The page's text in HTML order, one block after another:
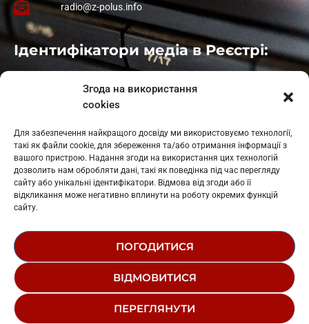
Згода на використання
cookies
Для забезпечення найкращого досвіду ми використовуємо технології,
такі як файли cookie, для збереження та/або отримання інформації з
вашого пристрою. Надання згоди на використання цих технологій
дозволить нам обробляти дані, такі як поведінка під час перегляду
сайту або унікальні ідентифікатори. Відмова від згоди або її
відкликання може негативно вплинути на роботу окремих функцій
сайту.
ПОГОДИТИСЯ
ВІДМОВИТИСЯ
ПЕРЕГЛЯНУТИ
radio@z-polus.info
Ідентифікатори медіа в Реєстрі:
: L11-01410
: L11-01801
Косів: L11-01805
Гарасимів: L11-02274
© 1995-2026 РК «ЗАХІДНИЙ ПОЛЮС»
РЕДАКЦІЙНИЙ СТАТУТ
СТРУКТУРА ВЛАСНОСТІ